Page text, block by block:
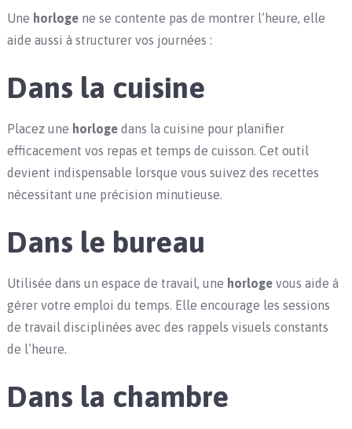
Une horlogene se contente pas de montrer l’heure, elle
aide aussi à structurer vos journées :
Dans la cuisine
Placez une horlogedans la cuisine pour planifier
efficacement vos repas et temps de cuisson. Cet outil
devient indispensable lorsque vous suivez des recettes
nécessitant une précision minutieuse.
Dans le bureau
Utilisée dans un espace de travail, une horlogevous aide à
gérer votre emploi du temps. Elle encourage les sessions
de travail disciplinées avec des rappels visuels constants
de l’heure.
Dans la chambre